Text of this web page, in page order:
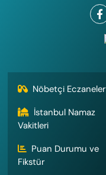
Nöbetçi Eczaneler
İstanbul Namaz
Vakitleri
Puan Durumu ve
Fikstür